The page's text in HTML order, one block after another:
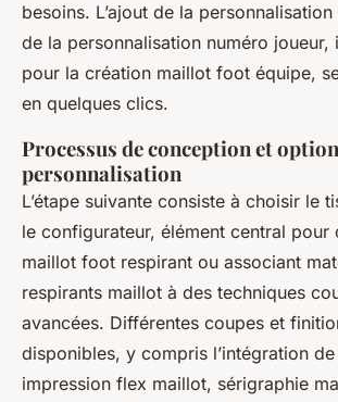
besoins. L’ajout de la
de la personnalisation numéro joueur,
pour la création maillot foot équipe,
en quelques clics.
Processus de conception et
personnalisation
L’étape suivante consiste à choisir le
le configurateur, élément central pour
maillot foot respirant ou associant
respirants maillot à des techniques
avancées. Différentes coupes et
disponibles, y compris l’intégration
impression flex maillot, sérigraphie